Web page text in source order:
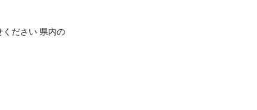
ください 県内の